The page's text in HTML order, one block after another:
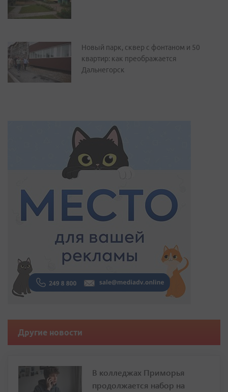
Новый парк, сквер с фонтаном и 50
квартир: как преображается
Дальнегорск
Другие новости
В колледжах Приморья
продолжается набор на